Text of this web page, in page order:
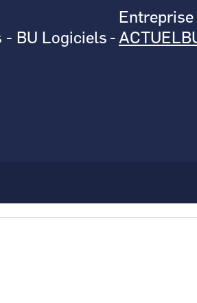
Comment
Comment
BU Logiciels -
Entreprise